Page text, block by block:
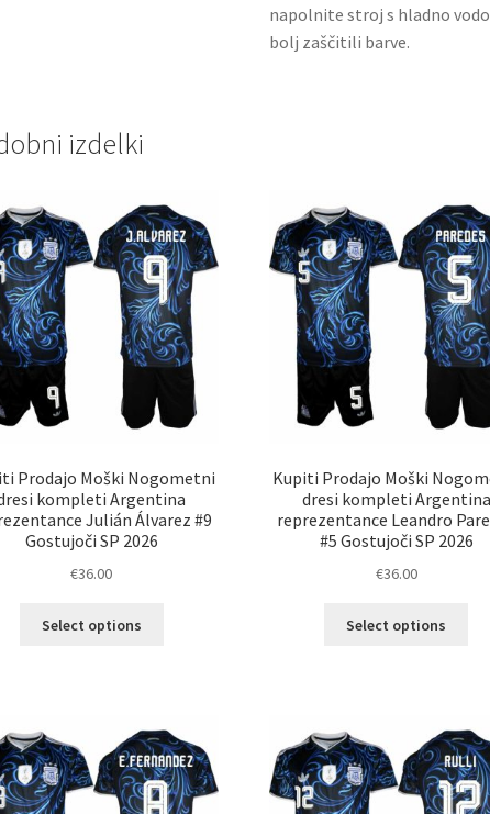
napolnite stroj s hladno
bolj zaščitili barve.
izdelki
Prodajo Moški Nogometni
kompleti Argentina
Julián Álvarez #9
Gostujoči SP 2026
€36.00
Select options
Možnosti
lahko
izberete
na
Kupiti Prodajo Moški
dresi kompleti Argentina
reprezentance Leandro
#5 Gostujoči SP 2026
€36.00
Select options
na